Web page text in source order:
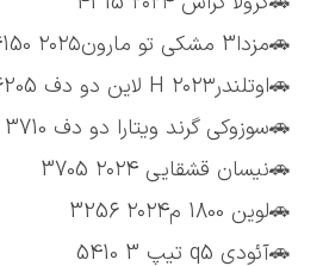
🚗مزدا3 مشکی تو مارون۲۰۲۵ 4150
🚗اوتلندر۲۰۲۳ H لاین دو دف 6205
🚗سوزوکی گرند ویتارا دو دف 3710
🚗نیسان قشقایی ۲۰۲۴ 3705
🚗لوین 1800 م۲۰۲۴ 3256
🚗آئودی q5 تیپ 3 5410